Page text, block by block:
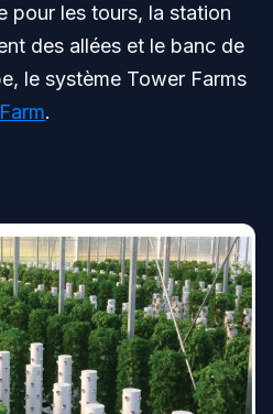
pour les tours, la station
des allées et le banc de
le système Tower Farms
.